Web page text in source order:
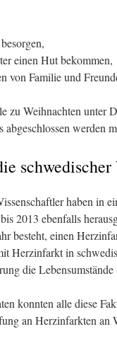
einen Hut bekommen,
von Familie und
zu Weihnachten
abgeschlossen werden
haben in
2013 ebenfalls
besteht, einen
Herzinfarkt in
die
konnten alle diese
an Herzinfarkten an